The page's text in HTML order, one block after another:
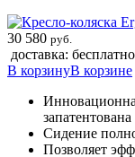
30 580 руб.
доставка: бесплатно
В корзинуВ корзине
Сидение
Позволяет